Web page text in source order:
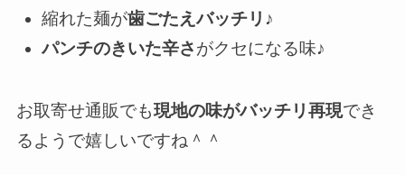
縮れた麺が歯ごたえバッチリ ♪
パンチのきいた辛さがクセになる味♪
お取寄せ通販でも現地の味がバッチリ再現でき
るようで嬉しいですね＾＾